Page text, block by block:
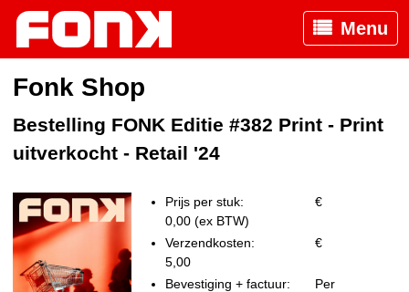
Menu
Fonk Shop
Bestelling FONK Editie #382 Print - Print
uitverkocht - Retail '24
Prijs per stuk:
€
0,00 (ex BTW)
Verzendkosten:
€
5,00
Bevestiging + factuur:
Per